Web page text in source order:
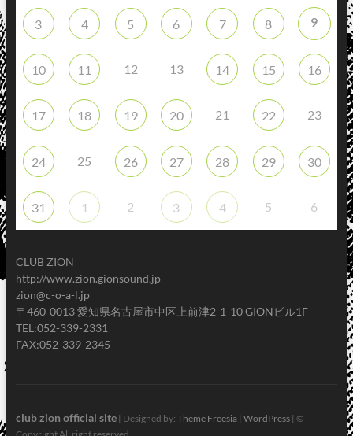
3 4 5 6 7 8 9
10 11 12 13 14 15 16
17 18 19 20 21 22 23
24 25 26 27 28 29 30
31 1 2 3 4 5 6
CLUB ZION
http://www.zion.gionsound.jp
zion@c-o-a-l.jp
〒460-0013 愛知県名古屋市中区上前津2-1-10 GIONビル1F
TEL:052-339-2331
FAX:052-339-2345
club zion official site| Designed by: Theme Freesia| WordPress| ©